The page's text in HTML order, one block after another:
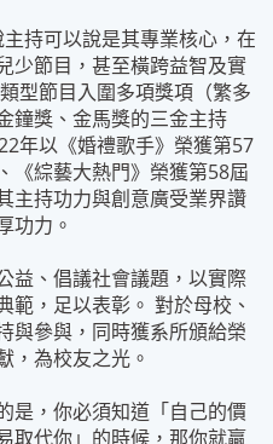
持可以說是其專業核心，在
少節目，甚至橫跨益智及實
型節目入圍多項獎項（繁多
鐘獎、金馬獎的三金主持
年以《婚禮歌手》榮獲第57
《綜藝大熱門》榮獲第58屆
主持功力與創意廣受業界讚
功力。
益、倡議社會議題，以實際
範，足以表彰。 對於母校、
與參與，同時獲系所頒給榮
，為校友之光。
是，你必須知道「自己的價
取代你」的時候，那你就贏